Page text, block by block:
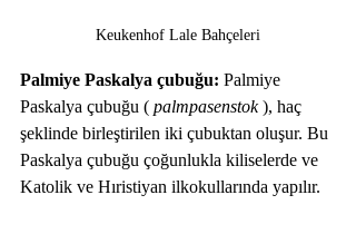
Keukenhof Lale Bahçeleri
Palmiye Paskalya çubuğu: Palmiye
Paskalya çubuğu ( palmpasenstok ), haç
şeklinde birleştirilen iki çubuktan oluşur. Bu
Paskalya çubuğu çoğunlukla kiliselerde ve
Katolik ve Hıristiyan ilkokullarında yapılır.